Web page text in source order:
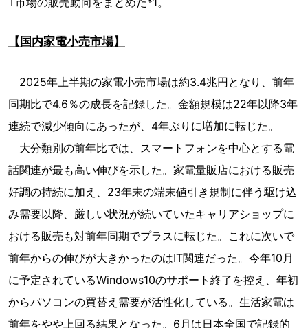
【国内家電小売市場】
2025年上半期の家電小売市場は約3.4兆円となり、前年
同期比で4.6％の成長を記録した。金額規模は22年以降3年
連続で減少傾向にあったが、4年ぶりに増加に転じた。
大分類別の前年比では、スマートフォンを中心とする電
話関連が最も高い伸びを示した。家電量販店における販売
好調の持続に加え、23年末の端末値引き規制に伴う駆け込
み需要以降、厳しい状況が続いていたキャリアショップに
おける販売も対前年同期でプラスに転じた。これに次いで
前年からの伸びが大きかったのはIT関連だった。今年10月
に予定されているWindows10のサポート終了を控え、年初
からパソコンの買替え需要が活性化している。生活家電は
前年をやや上回る結果となった。6月は日本全国で記録的